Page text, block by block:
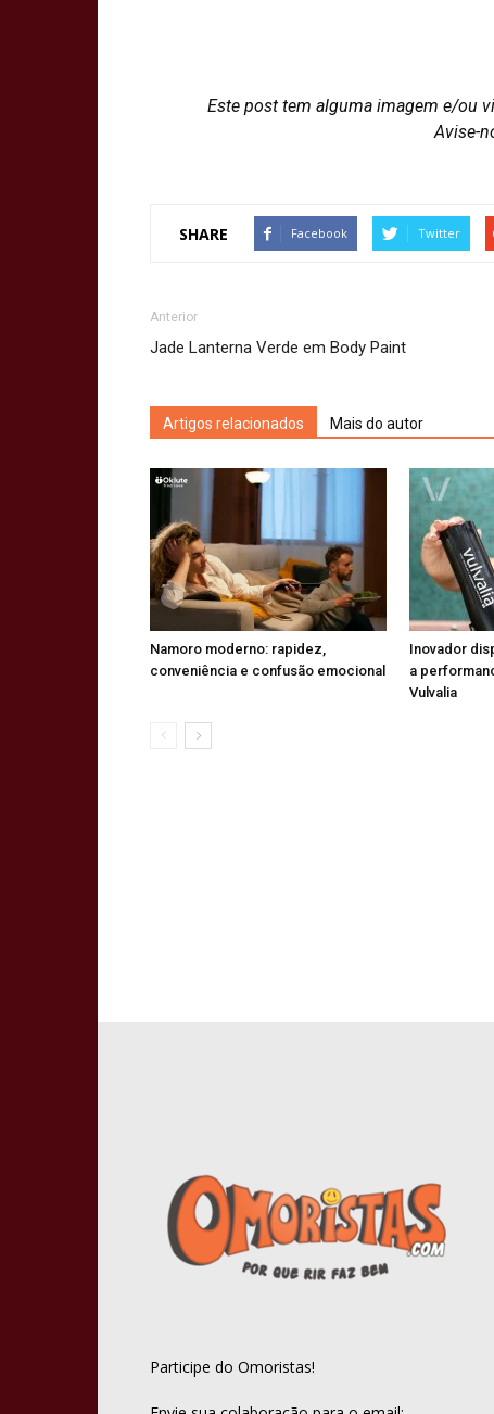
Este post tem alguma imagem e/ou
Avise-
SHARE Facebook Twitter
Anterior
Jade Lanterna Verde em Body Paint
Artigos relacionados Mais do autor
Namoro moderno: rapidez,
conveniência e confusão emocional
Inovador
a
Vulvalia
Participe do Omoristas!